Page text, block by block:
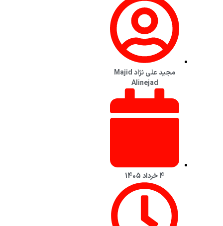
مجید علی نژاد Majid
Alinejad
4 خرداد 1405